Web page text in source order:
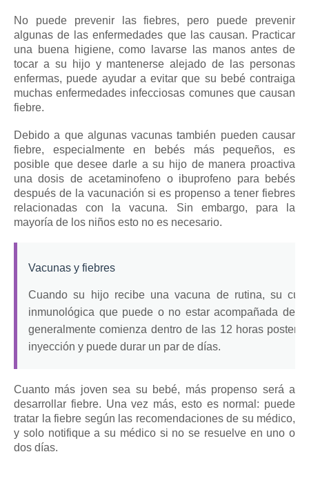
No puede prevenir las fiebres, pero puede prevenir
algunas de las enfermedades que las causan. Practicar
una buena higiene, como lavarse las manos antes de
tocar a su hijo y mantenerse alejado de las personas
enfermas, puede ayudar a evitar que su bebé contraiga
muchas enfermedades infecciosas comunes que causan
fiebre.
Debido a que algunasvacunas también pueden causar
fiebre, especialmente en bebés más pequeños, es
posible que desee darle a su hijo de manera proactiva
una dosis de acetaminofeno o ibuprofeno para bebés
después de la vacunación si es propenso a tener fiebres
relacionadas con la vacuna. Sin embargo, para la
mayoría de los niños esto no es necesario.
Vacunas y fiebres
Cuando su hijo recibe una vacuna de rutina, su
inmunológica que puede o no estar acompañada de
generalmente comienza dentro de las 12 horas
inyección y puede durar un par de días.
Cuanto más joven sea su bebé, más propenso será a
desarrollar fiebre. Una vez más, esto es normal: puede
tratar la fiebre según las recomendaciones de su médico,
y solo notifique a su médico si no se resuelve en uno o
dos días.